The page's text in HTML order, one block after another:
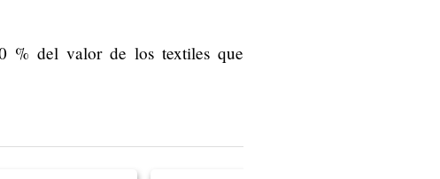
% del valor de los textiles que